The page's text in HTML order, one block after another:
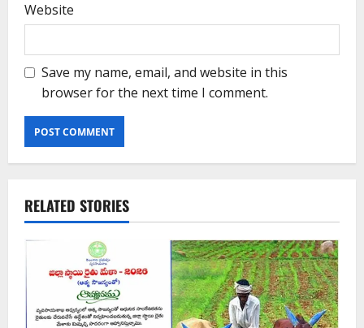
Website
Save my name, email, and website in this
browser for the next time I comment.
RELATED STORIES